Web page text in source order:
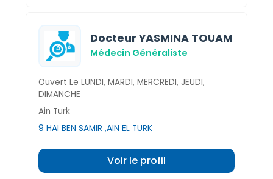
Docteur YASMINA TOUAM
Médecin Généraliste
Ouvert Le LUNDI, MARDI, MERCREDI, JEUDI,
DIMANCHE
Ain Turk
9 HAI BEN SAMIR ,AIN EL TURK
Voir le profil